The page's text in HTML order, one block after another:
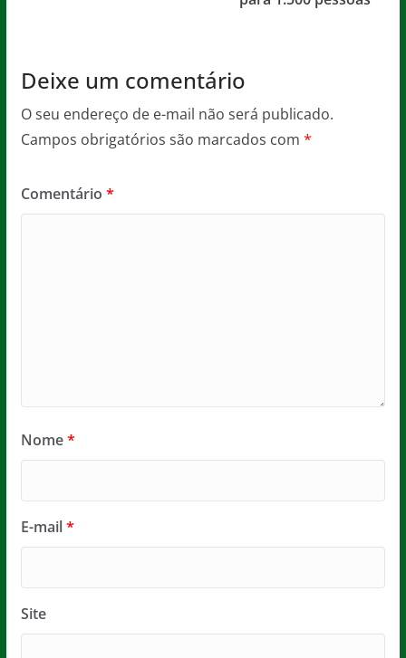
Deixe um comentário
O seu endereço de e-mail não será publicado.
Campos obrigatórios são marcados com *
Comentário *
Nome*
E-mail*
Site